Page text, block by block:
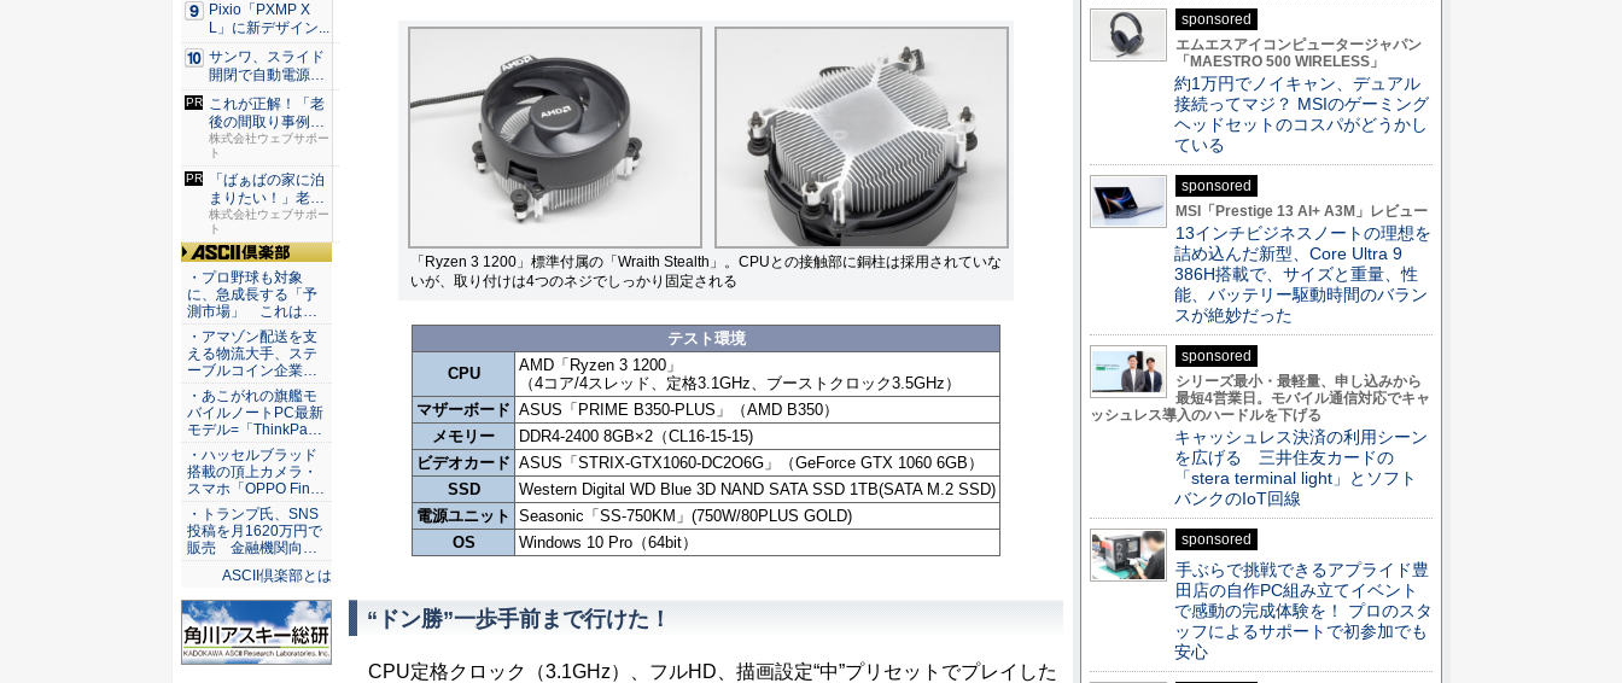
「Ryzen 3 1200」標準付属の「Wraith Stealth」。CPUとの接触部に銅柱は採用されていな
いが、取り付けは4つのネジでしっかり固定される
テスト環境
CPU
AMD「Ryzen 3 1200」
（4コア/4スレッド、定格3.1GHz、ブーストクロック3.5GHz）
マザーボード ASUS「PRIME B350-PLUS」（AMD B350）
メモリー
DDR4-2400 8GB×2（CL16-15-15)
ビデオカード ASUS「STRIX-GTX1060-DC2O6G」（GeForce GTX 1060 6GB）
SSD
Western Digital WD Blue 3D NAND SATA SSD 1TB(SATA M.2 SSD)
電源ユニット Seasonic「SS-750KM」(750W/80PLUS GOLD)
OS
Windows 10 Pro（64bit）
“ドン勝”一歩手前まで行けた！
CPU定格クロック（3.1GHz）、フルHD、描画設定“中”プリセットでプレイした
Pixio「PXMP X
L」に新デザイン...
サンワ、スライド
開閉で自動電源O
N/OF...
これが正解！「老
後の間取り事例
集」
株式会社ウェブサポー
ト
「ばぁばの家に泊
まりたい！」老後
に住むな...
株式会社ウェブサポー
ト
ASCII倶楽部
・プロ野球も対象
に、急成長する「予
測市場」 これは…
・アマゾン配送を支
える物流大手、ステ
ーブルコイン企業…
・あこがれの旗艦モ
バイルノートPC最新
モデル=「ThinkPa…
・ハッセルブラッド
搭載の頂上カメラ・
スマホ「OPPO Fin…
・トランプ氏、SNS
投稿を月1620万円で
販売 金融機関向…
ASCII倶楽部とは
sponsored
エムエスアイコンピュータージャパン
「MAESTRO 500 WIRELESS」
約1万円でノイキャン、デュアル
接続ってマジ？ MSIのゲーミング
ヘッドセットのコスパがどうかし
ている
sponsored
MSI「Prestige 13 AI+ A3M」レビュー
13インチビジネスノートの理想を
詰め込んだ新型、Core Ultra 9
386H搭載で、サイズと重量、性
能、バッテリー駆動時間のバラン
スが絶妙だった
sponsored
シリーズ最小・最軽量、申し込みから
最短4営業日。モバイル通信対応でキャ
ッシュレス導入のハードルを下げる
キャッシュレス決済の利用シーン
を広げる 三井住友カードの
「stera terminal light」とソフト
バンクのIoT回線
sponsored
手ぶらで挑戦できるアプライド豊
田店の自作PC組み立てイベント
で感動の完成体験を！ プロのスタ
ッフによるサポートで初参加でも
安心